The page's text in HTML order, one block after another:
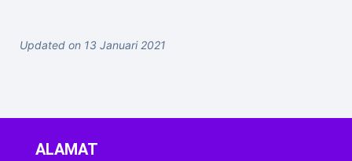
Updated on 13 Januari 2021
ALAMAT